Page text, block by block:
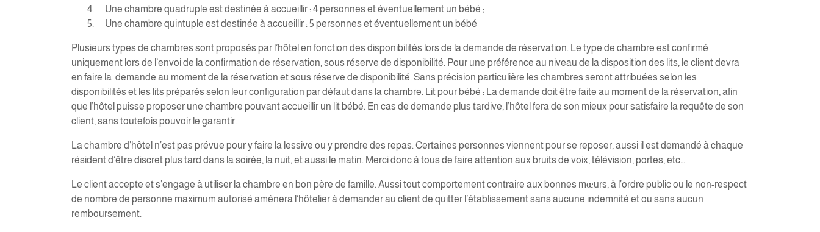
Une chambre quadruple est destinée à accueillir : 4 personnes et éventuellement un bébé ;
Une chambre quintuple est destinée à accueillir : 5 personnes et éventuellement un bébé
Plusieurs types de chambres sont proposés par l’hôtel en fonction des disponibilités lors de la demande de réservation. Le type de chambre est confirmé
uniquement lors de l’envoi de la confirmation de réservation, sous réserve de disponibilité. Pour une préférence au niveau de la disposition des lits, le client devra
en faire la demande au moment de la réservation et sous réserve de disponibilité. Sans précision particulière les chambres seront attribuées selon les
disponibilités et les lits préparés selon leur configuration par défaut dans la chambre. Lit pour bébé : La demande doit être faite au moment de la réservation, afin
que l’hôtel puisse proposer une chambre pouvant accueillir un lit bébé. En cas de demande plus tardive, l’hôtel fera de son mieux pour satisfaire la requête de son
client, sans toutefois pouvoir le garantir.
La chambre d’hôtel n’est pas prévue pour y faire la lessive ou y prendre des repas. Certaines personnes viennent pour se reposer, aussi il est demandé à chaque
résident d’être discret plus tard dans la soirée, la nuit, et aussi le matin. Merci donc à tous de faire attention aux bruits de voix, télévision, portes, etc…
Le client accepte et s’engage à utiliser la chambre en bon père de famille. Aussi tout comportement contraire aux bonnes mœurs, à l’ordre public ou le non-respect
de nombre de personne maximum autorisé amènera l’hôtelier à demander au client de quitter l’établissement sans aucune indemnité et ou sans aucun
remboursement.